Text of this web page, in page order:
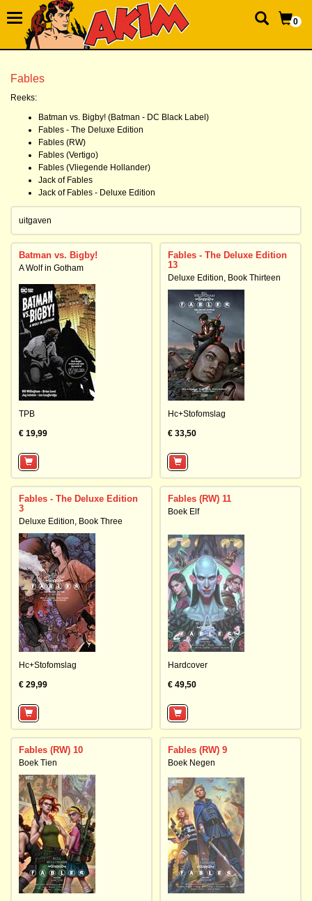
0
Fables
Reeks:
Batman vs. Bigby! (Batman - DC Black Label)
Fables - The Deluxe Edition
Fables (RW)
Fables (Vertigo)
Fables (Vliegende Hollander)
Jack of Fables
Jack of Fables - Deluxe Edition
uitgaven
Batman vs. Bigby!
A Wolf in Gotham
TPB
€ 19,99
Fables - The Deluxe Edition
13
Deluxe Edition, Book Thirteen
Hc+Stofomslag
€ 33,50
Fables - The Deluxe Edition
3
Deluxe Edition, Book Three
Hc+Stofomslag
€ 29,99
Fables (RW) 11
Boek Elf
Hardcover
€ 49,50
Fables (RW) 10
Boek Tien
Fables (RW) 9
Boek Negen